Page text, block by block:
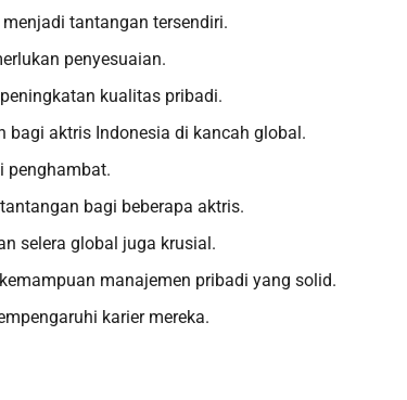
tantangan tersendiri.
penyesuaian.
kualitas pribadi.
bagi aktris Indonesia di kancah global.
penghambat.
bagi beberapa aktris.
selera global juga krusial.
manajemen pribadi yang solid.
karier mereka.